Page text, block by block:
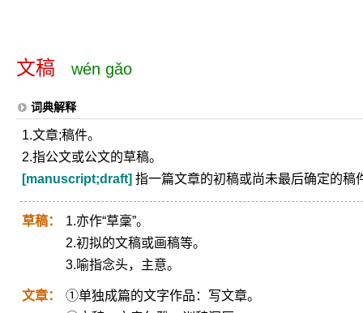
文稿 wén gǎo
词典解释
1.文章;稿件。
2.指公文或公文的草稿。
[manuscript;draft] 指一篇文章的初稿或尚未最后确定的稿
草稿：
1.亦作“草稾”。
2.初拟的文稿或画稿等。
3.喻指念头，主意。
文章：
①单独成篇的文字作品：写文章。